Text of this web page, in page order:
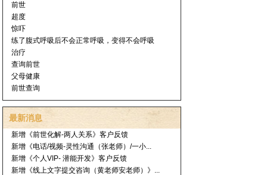
前世
超度
惊吓
练了腹式呼吸后不会正常呼吸，变得不会呼吸
治疗
查询前世
父母健康
前世查询
最新消息
新增《前世化解-两人关系》客户反馈
新增《电话/视频-灵性沟通（张老师）/一小...
新增《个人VIP- 潜能开发》客户反馈
新增《线上文字提交咨询（黄老师安老师）》...